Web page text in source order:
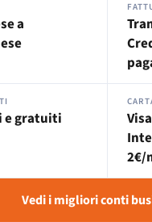
a
e gratuiti
2€/
Vedi i migliori conti